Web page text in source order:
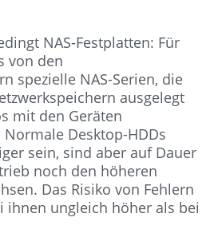
NAS-Festplatten: Für
von den
spezielle NAS-Serien, die
ausgelegt
mit den Geräten
Desktop-HDDs
sein, sind aber auf Dauer
noch den höheren
Das Risiko von Fehlern
ihnen ungleich höher als bei